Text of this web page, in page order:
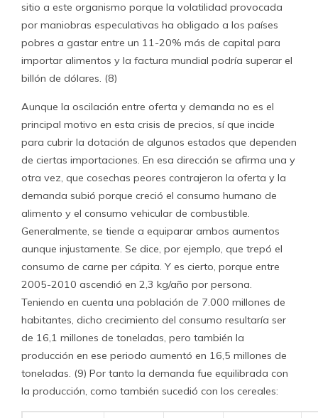
sitio a este organismo porque la volatilidad provocada
por maniobras especulativas ha obligado a los países
pobres a gastar entre un 11-20% más de capital para
importar alimentos y la factura mundial podría superar el
billón de dólares. (8)
Aunque la oscilación entre oferta y demanda no es el
principal motivo en esta crisis de precios, sí que incide
para cubrir la dotación de algunos estados que dependen
de ciertas importaciones. En esa dirección se afirma una y
otra vez, que cosechas peores contrajeron la oferta y la
demanda subió porque creció el consumo humano de
alimento y el consumo vehicular de combustible.
Generalmente, se tiende a equiparar ambos aumentos
aunque injustamente. Se dice, por ejemplo, que trepó el
consumo de carne per cápita. Y es cierto, porque entre
2005-2010 ascendió en 2,3 kg/año por persona.
Teniendo en cuenta una población de 7.000 millones de
habitantes, dicho crecimiento del consumo resultaría ser
de 16,1 millones de toneladas, pero también la
producción en ese periodo aumentó en 16,5 millones de
toneladas. (9) Por tanto la demanda fue equilibrada con
la producción, como también sucedió con los cereales: